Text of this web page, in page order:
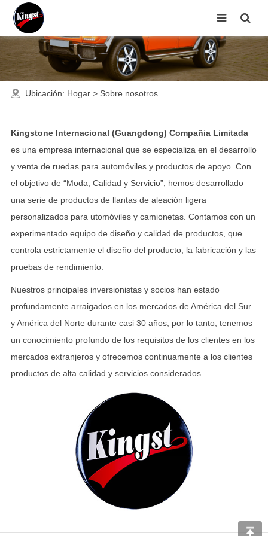
Ubicación: Hogar> Sobre nosotros
Kingstone Internacional (Guangdong) Compañia Limitada
es una empresa internacional que se especializa en el desarrollo
y venta de ruedas para automóviles y productos de apoyo. Con
el objetivo de “Moda, Calidad y Servicio”, hemos desarrollado
una serie de productos de llantas de aleación ligera
personalizados para utomóviles y camionetas. Contamos con un
experimentado equipo de diseño y calidad de productos, que
controla estrictamente el diseño del producto, la fabricación y las
pruebas de rendimiento.
Nuestros principales inversionistas y socios han estado
profundamente arraigados en los mercados de América del Sur
y América del Norte durante casi 30 años, por lo tanto, tenemos
un conocimiento profundo de los requisitos de los clientes en los
mercados extranjeros y ofrecemos continuamente a los clientes
productos de alta calidad y servicios considerados.